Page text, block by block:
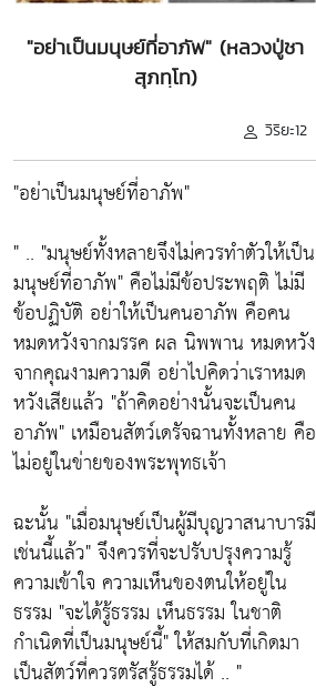
"อย่าเป็นมนุษย์ที่อาภัพ" (หลวงปู่ชา
สุภทฺโท)
วิริยะ12
"อย่าเป็นมนุษย์ที่อาภัพ"
" .. "มนุษย์ทั้งหลายจึงไม่ควรทำตัวให้เป็น
มนุษย์ที่อาภัพ"คือไม่มีข้อประพฤติ ไม่มี
ข้อปฏิบัติ อย่าให้เป็นคนอาภัพ คือคน
หมดหวังจากมรรค ผล นิพพาน หมดหวัง
จากคุณงามความดี อย่าไปคิดว่าเราหมด
หวังเสียแล้ว "ถ้าคิดอย่างนั้นจะเป็นคน
อาภัพ" เหมือนสัตว์เดรัจฉานทั้งหลาย คือ
ไม่อยู่ในข่ายของพระพุทธเจ้า
ฉะนั้น "เมื่อมนุษย์เป็นผู้มีบุญวาสนาบารมี
เช่นนี้แล้ว"จึงควรที่จะปรับปรุงความรู้
ความเข้าใจ ความเห็นของตนให้อยู่ใน
ธรรม "จะได้รู้ธรรม เห็นธรรม ในชาติ
กำเนิดที่เป็นมนุษย์นี้"ให้สมกับที่เกิดมา
เป็นสัตว์ที่ควรตรัสรู้ธรรมได้ .. "